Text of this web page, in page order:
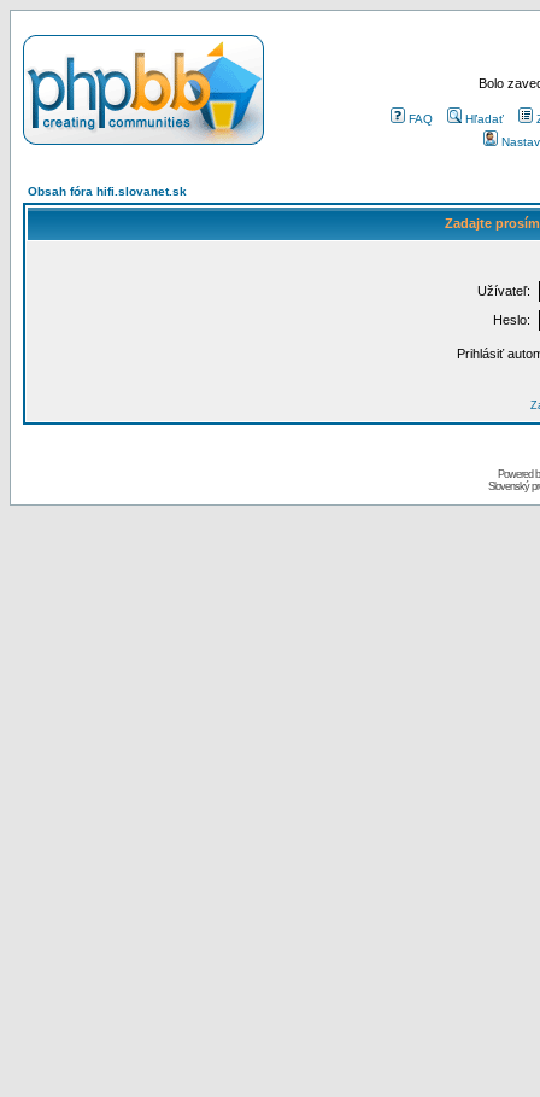
Bolo
FAQ Hľadať
Obsah fóra hifi.slovanet.sk
Zadajte
Užívateľ:
Heslo:
Prihlásiť
Powered
Slovenský